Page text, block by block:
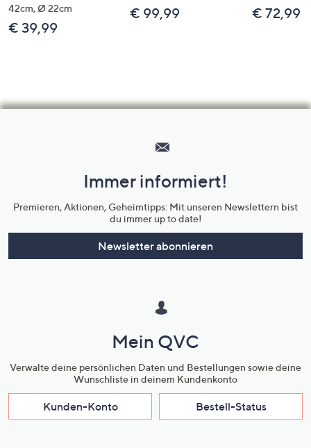
42cm, Ø 22cm
€ 39,99
€ 99,99 € 72,99
Unternehmensinformationen
Immer informiert!
Premieren, Aktionen, Geheimtipps: Mit unseren Newslettern bist
du immer up to date!
Newsletter abonnieren
Mein QVC
Verwalte deine persönlichen Daten und Bestellungen sowie deine
Wunschliste in deinem Kundenkonto
Kunden-Konto Bestell-Status